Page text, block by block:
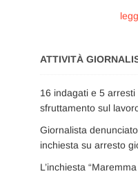
ATTIVITÀ
16 indagati e 5
sfruttamento sul
Giornalista
inchiesta su arresto
L’inchiesta